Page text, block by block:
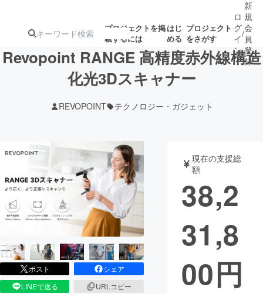
プロジェクトを掲
載するには
はじ
める
プロジェクト
をさがす
ターン
ジェクト
ロジェクト
アート・写真 音楽
テクノロジー・ガジェット ゲーム・
映像・映画
ビジネス・起業 チャレンジ
まちづくり・地域活性化
ロ
グ
イ
ン
/
新
規
会
員
登
録
Revopoint RANGE 高精度赤外線構造
化光3Dスキャナー
REVOPOINT テクノロジー・ガジェット
ポスト
シェア
LINEで送る
URLコピー
現在の支援総
額
38,2
31,8
00円